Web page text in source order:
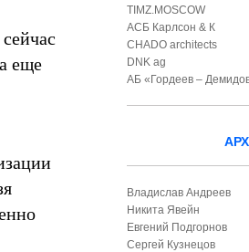
еще
TIMZ.MOSCOW
АСБ Карлсон & К
CHADO architects
DNK ag
АБ «Гордеев –
Владислав Андреев
Никита Явейн
Евгений Подгорнов
Сергей Кузнецов